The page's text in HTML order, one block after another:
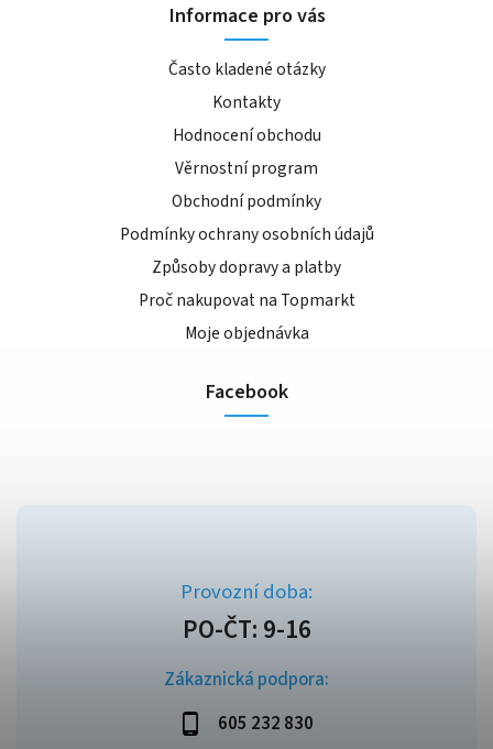
Zákaznická podpora:
605 232 830
Informace pro vás
Často kladené otázky
Kontakty
Hodnocení obchodu
Věrnostní program
Obchodní podmínky
Podmínky ochrany osobních údajů
Způsoby dopravy a platby
Proč nakupovat na Topmarkt
Moje objednávka
Facebook